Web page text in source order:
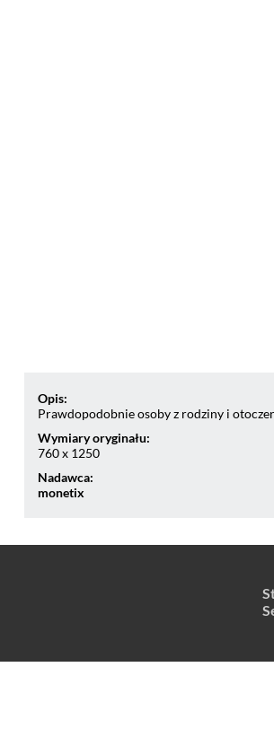
Opis:
Prawdopodobnie osoby z rodziny i
Wymiary oryginału:
760 x 1250
Nadawca:
monetix